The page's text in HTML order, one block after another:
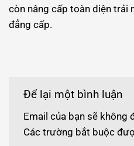
còn nâng cấp toàn diện trải
đẳng cấp.
Để lại một bình luận
Email của bạn sẽ không
Các trường bắt buộc